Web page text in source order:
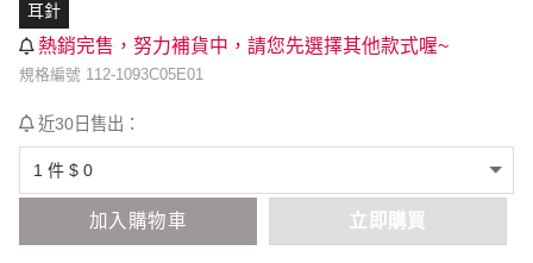
耳針
熱銷完售，努力補貨中，請您先選擇其他款式喔~
規格編號 112-1093C05E01
近30日售出：
加入購物車 立即購買